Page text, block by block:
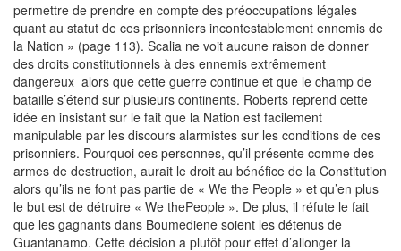
permettre de prendre en compte des préoccupations légales
quant au statut de ces prisonniers incontestablement ennemis de
la Nation » (page 113). Scalia ne voit aucune raison de donner
des droits constitutionnels à des ennemis extrêmement
dangereux alors que cette guerre continue et que le champ de
bataille s’étend sur plusieurs continents. Roberts reprend cette
idée en insistant sur le fait que la Nation est facilement
manipulable par les discours alarmistes sur les conditions de ces
prisonniers. Pourquoi ces personnes, qu’il présente comme des
armes de destruction, aurait le droit au bénéfice de la Constitution
alors qu’ils ne font pas partie de « We the People » et qu’en plus
le but est de détruire « We thePeople ». De plus, il réfute le fait
que les gagnants dans Boumediene soient les détenus de
Guantanamo. Cette décision a plutôt pour effet d’allonger la